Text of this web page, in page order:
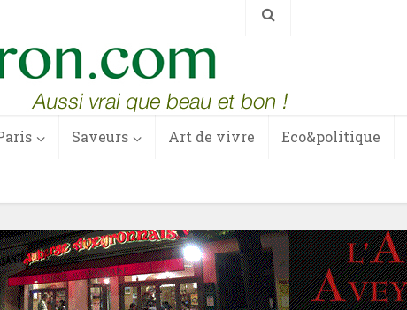
Saveurs Art de vivre Eco&politique